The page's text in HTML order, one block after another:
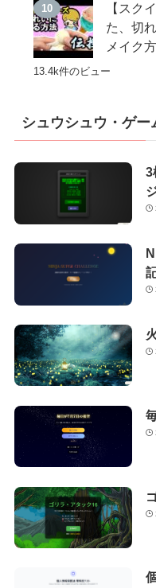
【スク
た、切
メイク
13.4k件のビュー
シュウシュウ・ゲー
3